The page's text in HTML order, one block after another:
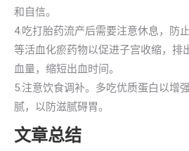
和自信。
4.吃打胎药流产后需要注意休息，防
等活血化瘀药物以促进子宫收缩，排
血量，缩短出血时间。
5.注意饮食调补。多吃优质蛋白以增
腻，以防滋腻碍胃。
文章总结